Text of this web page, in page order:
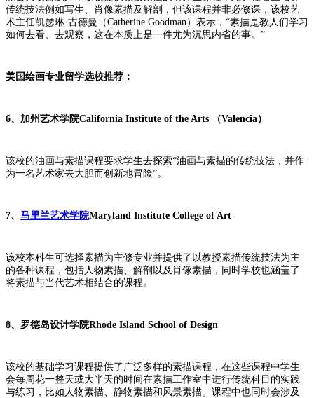
传统技法例如写生、肖像素描及解剖，但该课程并非必修课，该校艺
术主任凯瑟琳·古德曼（Catherine Goodman）表示，“素描是教人们学习
如何去看、去观察，这在本质上是一件尤为沉思内省的事。”
美国绘画专业留学选校推荐：
6、 加州艺术学院California Institute of the Arts （Valencia）
该校的油画与素描课程要求学生去探索“油画与素描的传统技法，并作
为一名艺术家去大胆而创新地冒险”。
7、 马里兰艺术学院Maryland Institute College of Art
该校本科生可选择素描为主修专业并提供了以教授素描传统技法为主
的各种课程，包括人物素描、解剖以及肖像素描，同时学校也涵盖了
将素描与当代艺术相结合的课程。
8、 罗德岛设计学院Rhode Island School of Design
该校的基础学习课程提供了广泛多样的素描课程，在这些课程中学生
会每周花一整天或大半天的时间在素描工作室中进行传统科目的实践
与练习，比如人物素描、静物素描和风景素描。课程中也同时会涉及